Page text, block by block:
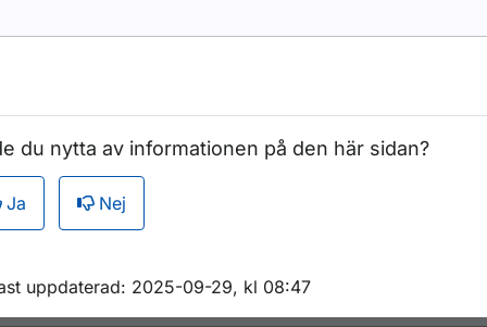
du nytta av informationen på den här sidan?
Ja Nej
sidan
uppdaterad: 2025-09-29, kl 08:47